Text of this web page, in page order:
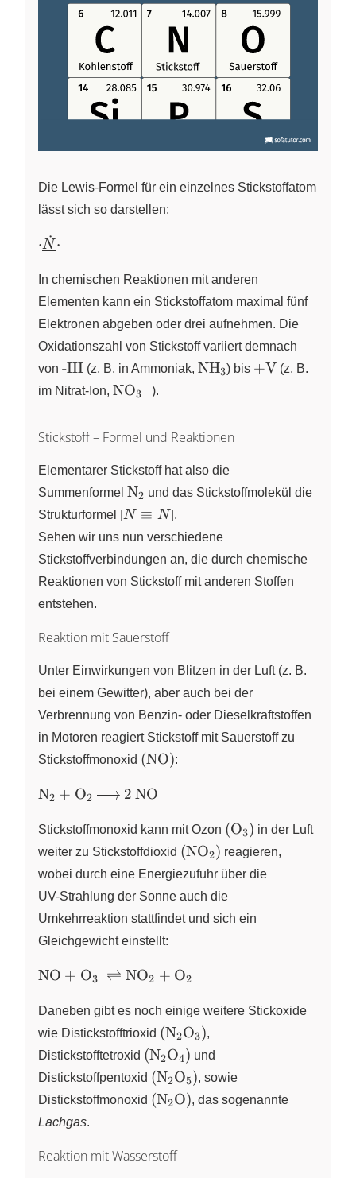
Die Lewis‑Formel für ein einzelnes Stickstoffatom
lässt sich so darstellen:
\cdot
⋅\underline
{N}}
N
˙ \cdot
⋅
In chemischen Reaktionen mit anderen
Elementen kann ein Stickstoffatom maximal fünf
Elektronen abgeben oder drei aufnehmen. Die
Oxidationszahl von Stickstoff variiert demnach
von \text{-
III}
-III (z. B. in Ammoniak, \ce{NH3}
NHX
3) bis \text{+V}
+V (z. B.
im Nitrat‑Ion, \ce{NO3^-}
NOX
3 X
−).
Stickstoff – Formel und Reaktionen
Elementarer Stickstoff hat also die
Summenformel \ce{N2}
NX
2 und das Stickstoffmolekül die
Strukturformel
N \equiv N
N ≡ N |.
Sehen wir uns nun verschiedene
Stickstoffverbindungen an, die durch chemische
Reaktionen von Stickstoff mit anderen Stoffen
entstehen.
Reaktion mit Sauerstoff
Unter Einwirkungen von Blitzen in der Luft (z. B.
bei einem Gewitter), aber auch bei der
Verbrennung von Benzin- oder Dieselkraftstoffen
in Motoren reagiert Stickstoff mit Sauerstoff zu
Stickstoffmonoxid \left(
\right)
(NO):
\ce{N2
>
2NO}
NX
2 + OX
2 2 NO
Stickstoffmonoxid kann mit Ozon \left(
\ce{O3}
\right)
(OX
3) in der Luft
weiter zu Stickstoffdioxid \left(
\ce{NO2}
(NOX
2) reagieren,
wobei durch eine Energiezufuhr über die
UV-Strahlung der Sonne auch die
Umkehrreaktion stattfindet und sich ein
Gleichgewicht einstellt:
\ce{NO + O3
NO2 + O2}
NO + OX
3 ⇌ NOX
2 + OX
2
Daneben gibt es noch einige weitere Stickoxide
wie Distickstofftrioxid \left( \ce{N2O3} \right)
(NX
2OX
3),
Distickstofftetroxid \left( \ce{N2O4} \right)
(NX
2OX
4) und
Distickstoffpentoxid \left( \ce{N2O5} \right)
(NX
2OX
5), sowie
Distickstoffmonoxid \left( \ce{N2O} \right)
(NX
2O), das sogenannte
Lachgas.
Reaktion mit Wasserstoff